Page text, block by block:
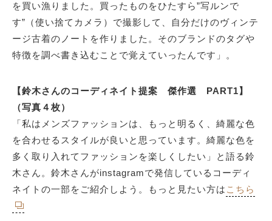
を買い漁りました。買ったものをひたすら”写ルンで
す”（使い捨てカメラ）で撮影して、自分だけのヴィンテ
ージ古着のノートを作りました。そのブランドのタグや
特徴を調べ書き込むことで覚えていったんです」。
【鈴木さんのコーディネイト提案 傑作選 PART1】
（写真４枚）
「私はメンズファッションは、もっと明るく、綺麗な色
を合わせるスタイルが良いと思っています。綺麗な色を
多く取り入れてファッションを楽しくしたい」と語る鈴
木さん。鈴木さんがinstagramで発信しているコーディ
ネイトの一部をご紹介しよう。もっと見たい方は こちら